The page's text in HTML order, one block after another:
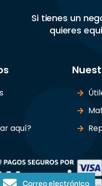
Si tienes un
quieres
aquí?
Correo electrónico